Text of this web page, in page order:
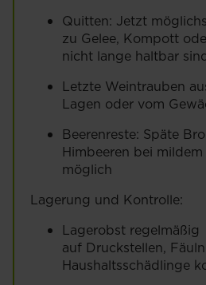
Quitten: Jetzt
zu Gelee, Kompott
nicht lange haltbar
Letzte Weintrauben
Lagen oder vom
Beerenreste: Späte
Himbeeren bei
möglich
Lagerung und Kontrolle:
Lagerobst regelmäßig
auf Druckstellen,
Haushaltsschädlinge